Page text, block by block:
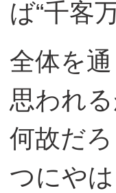
ば“千客
全体を
思われ
何故だ
つにや